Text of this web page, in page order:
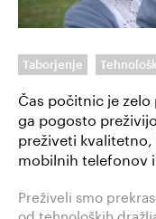
Taborjenje
Čas počitnic je
ga pogosto
preživeti
mobilnih telefonov
Preživeli smo
od tehnoloških